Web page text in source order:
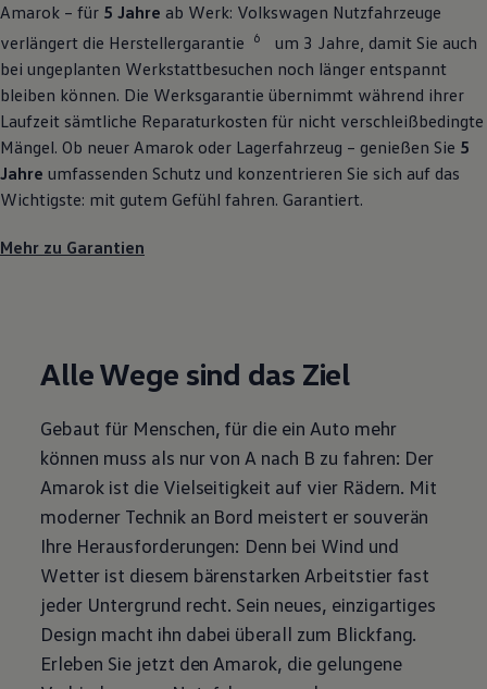
Amarok – für 5 Jahre ab Werk: Volkswagen Nutzfahrzeuge
verlängert die Herstellergarantie
6
um 3 Jahre, damit Sie auch
bei ungeplanten Werkstattbesuchen noch länger entspannt
bleiben können. Die Werksgarantie übernimmt während ihrer
Laufzeit sämtliche Reparaturkosten für nicht verschleißbedingte
Mängel. Ob neuer Amarok oder Lagerfahrzeug – genießen Sie 5
Jahre umfassenden Schutz und konzentrieren Sie sich auf das
Wichtigste: mit gutem Gefühl fahren. Garantiert.
Mehr zu Garantien
Alle Wege sind das Ziel
Gebaut für Menschen, für die ein Auto mehr
können muss als nur von A nach B zu fahren: Der
Amarok ist die Vielseitigkeit auf vier Rädern. Mit
moderner Technik an Bord meistert er souverän
Ihre Herausforderungen: Denn bei Wind und
Wetter ist diesem bärenstarken Arbeitstier fast
jeder Untergrund recht. Sein neues, einzigartiges
Design macht ihn dabei überall zum Blickfang.
Erleben Sie jetzt den Amarok, die gelungene